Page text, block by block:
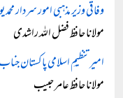
وفاقی وزیر مذہبی امور سردار
مولانا حافظ فضل اللہ راشدی
امیرتنظیمِ اسلامی پاکستان
مولانا حافظ عامر حبیب